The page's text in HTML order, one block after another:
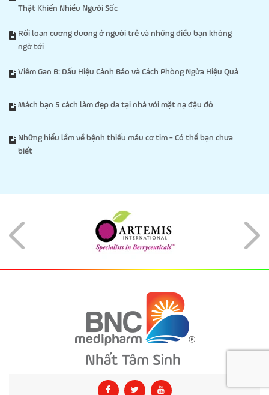
Thật Khiến Nhiều Người Sốc
Rối loạn cương dương ở người trẻ và những điều bạn không
ngờ tới
Viêm Gan B: Dấu Hiệu Cảnh Báo và Cách Phòng Ngừa Hiệu Quả
Mách bạn 5 cách làm đẹp da tại nhà với mặt nạ đậu đỏ
Những hiểu lầm về bệnh thiếu máu cơ tim - Có thể bạn chưa
biết